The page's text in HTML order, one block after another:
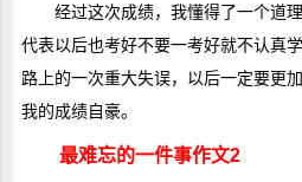
经过这次成绩，我懂得了一个道
代表以后也考好不要一考好就不认真
路上的一次重大失误，以后一定要更
我的成绩自豪。
最难忘的一件事作文2